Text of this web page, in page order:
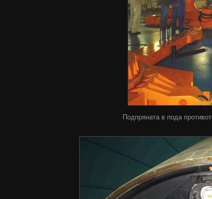
Подпряната в пода